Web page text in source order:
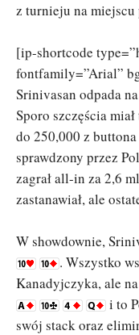
z turnieju na miejscu
[ip-shortcode
fontfamily=”Arial”
Srinivasan odpada
Sporo szczęścia
do 250,000 z
sprawdzony przez
zagrał all-in za 2,6
zastanawiał, ale
W showdownie,
. Wszystko
Kanadyjczyka, ale
i to
swój stack oraz